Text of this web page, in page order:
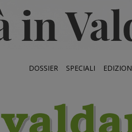
DOSSIER SPECIALI